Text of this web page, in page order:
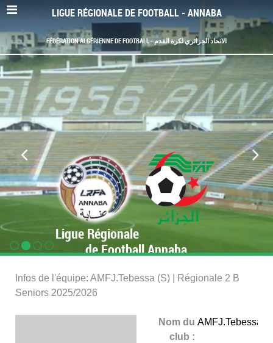
LIGUE RÉGIONALE DE FOOTBALL - ANNABA
FÉDÉRATION ALGÉRIENNE DE FOOTBALL - الاتحاد الجزائري لكرة القدم
Ligue Régionale
de Football Annaba
Infos de l'équipe: AMFJ.Tebessa (S) | Régionale 2 B
Seniors 2025/2026
Nom du
club :
AMFJ.Tebessa